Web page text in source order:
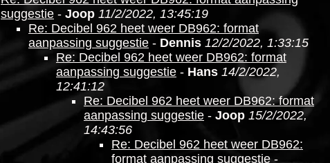
suggestie - Joop 11/2/2022, 13:45:19
Re: Decibel 962 heet weer DB962: format
aanpassing suggestie - Dennis 12/2/2022, 1:33:15
Re: Decibel 962 heet weer DB962: format
aanpassing suggestie - Hans 14/2/2022,
12:41:12
Re: Decibel 962 heet weer DB962: format
aanpassing suggestie - Joop 15/2/2022,
14:43:56
Re: Decibel 962 heet weer DB962:
format aanpassing suggestie-